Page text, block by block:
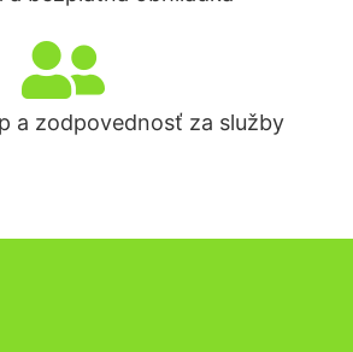
a zodpovednosť za služby